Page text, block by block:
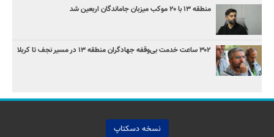
منطقه ۱۳ با ۲۰ موکب میزبان جاماندگان اربعین شد
۳۰۲ ساعت خدمت بی‌وقفه جهادگران منطقه ۱۳ در مسیر نجف تا کربلا
نسخه دسکتاپ